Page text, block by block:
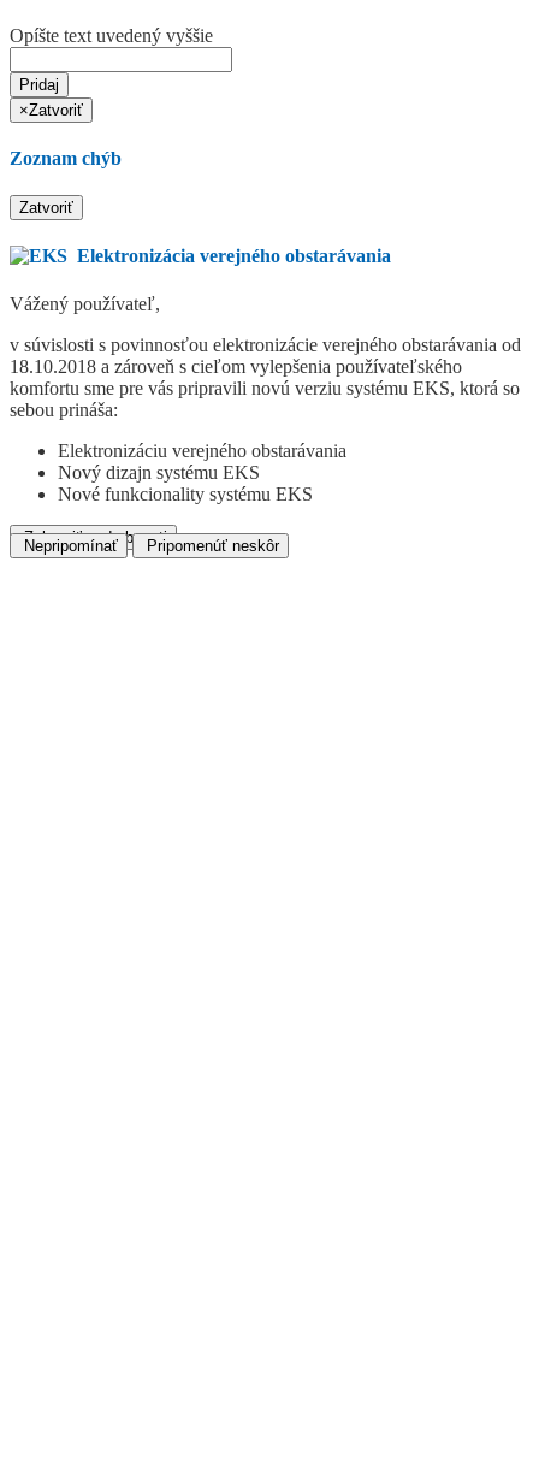
Opíšte text uvedený vyššie
Pridaj
×Zatvoriť
Zoznam chýb
Zatvoriť
Elektronizácia verejného obstarávania
Vážený používateľ,
v súvislosti s povinnosťou elektronizácie verejného obstarávania od
18.10.2018 a zároveň s cieľom vylepšenia používateľského
komfortu sme pre vás pripravili novú verziu systému EKS, ktorá so
sebou prináša:
Elektronizáciu verejného obstarávania
Nový dizajn systému EKS
Nové funkcionality systému EKS
Zobraziť podrobnosti
Nepripomínať Pripomenúť neskôr